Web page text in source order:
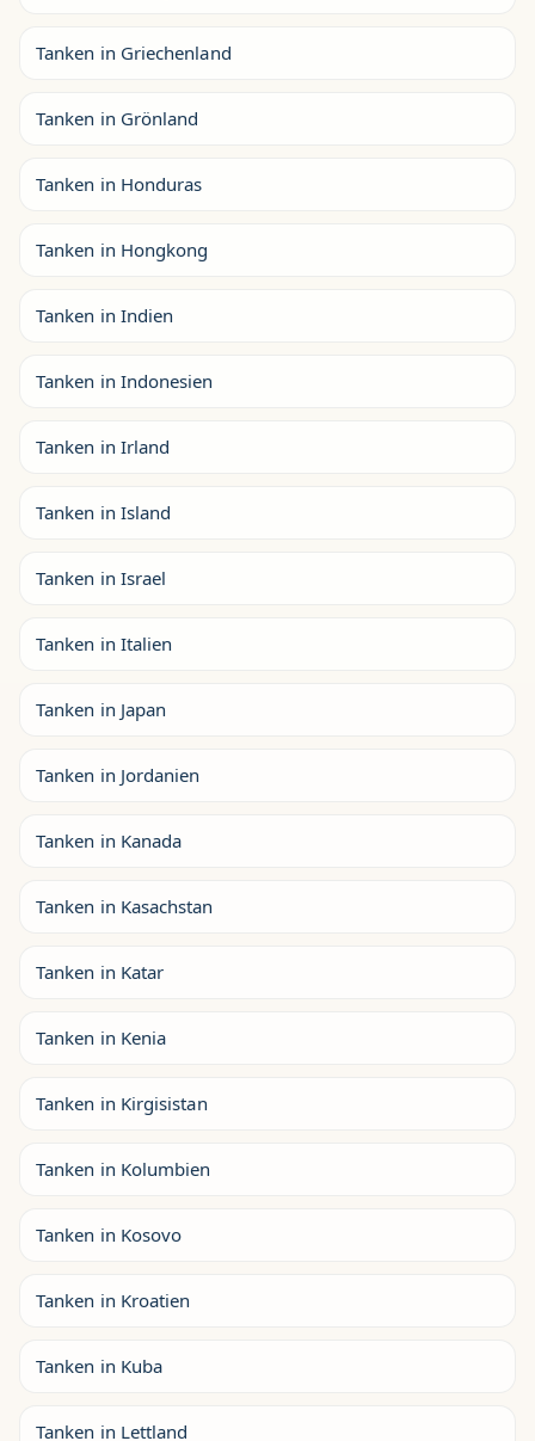
Tanken in Griechenland
Tanken in Grönland
Tanken in Honduras
Tanken in Hongkong
Tanken in Indien
Tanken in Indonesien
Tanken in Irland
Tanken in Island
Tanken in Israel
Tanken in Italien
Tanken in Japan
Tanken in Jordanien
Tanken in Kanada
Tanken in Kasachstan
Tanken in Katar
Tanken in Kenia
Tanken in Kirgisistan
Tanken in Kolumbien
Tanken in Kosovo
Tanken in Kroatien
Tanken in Kuba
Tanken in Lettland